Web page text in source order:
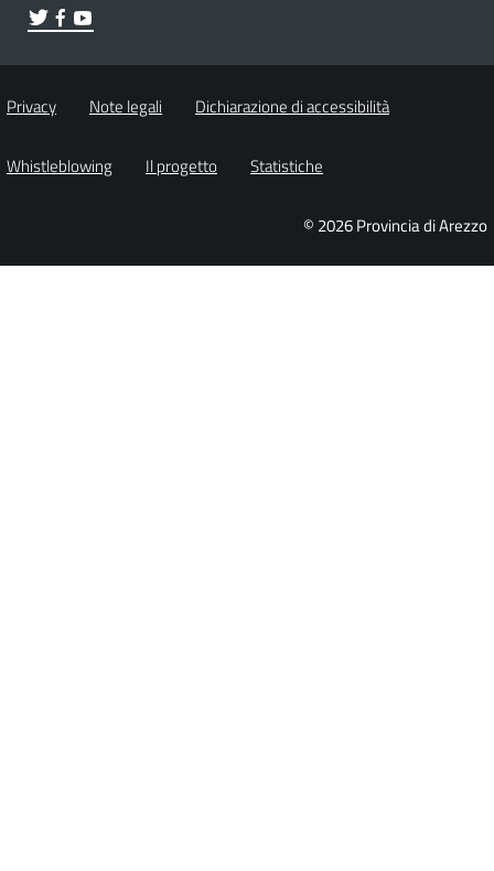
Privacy Note legali Dichiarazione di accessibilità
Whistleblowing Il progetto Statistiche
© 2026 Provincia di Arezzo